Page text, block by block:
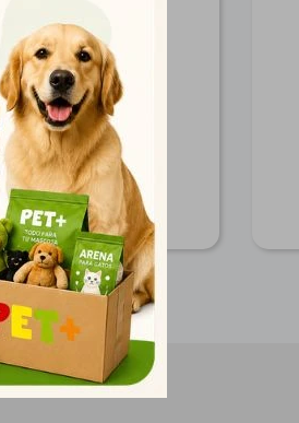
$ 1.798
$ 1.299
$ 1.456